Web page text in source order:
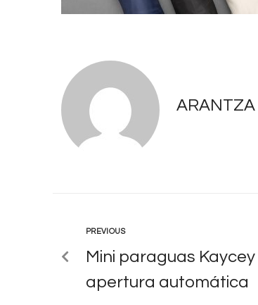
ARANTZA
PREVIOUS
Mini paraguas Kaycey
apertura automática